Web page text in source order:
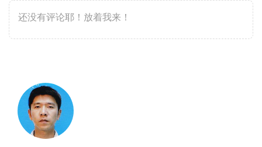
还没有评论耶！放着我来！